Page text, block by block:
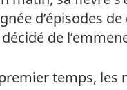
d’épisodes de
de
temps, les